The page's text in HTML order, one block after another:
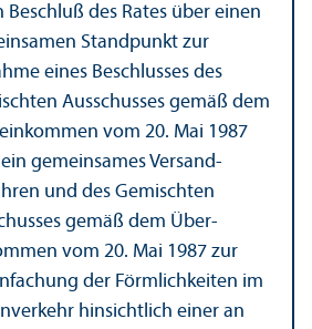
Beschluß des Rates über einen
Standpunkt zur
eines Beschlusses des
Ausschusses gemäß dem
vom 20. Mai 1987
gemeinsames Versand­
und des Gemischten
gemäß dem Über­
vom 20. Mai 1987 zur
der Förmlichkeiten im
hinsichtlich einer an